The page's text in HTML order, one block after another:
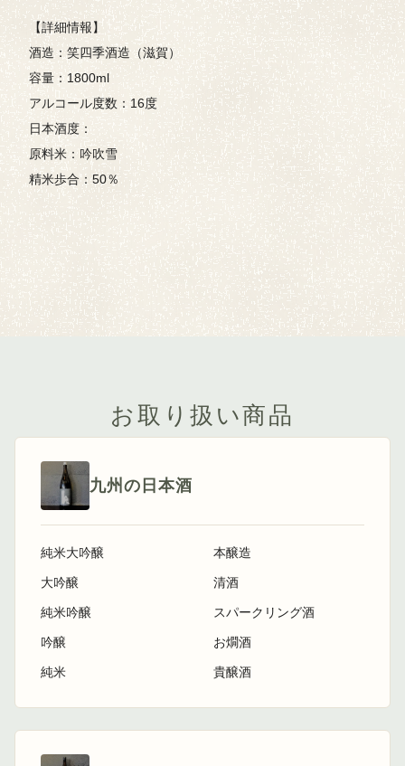
【詳細情報】
酒造：笑四季酒造（滋賀）
容量：1800ml
アルコール度数：16度
日本酒度：
原料米：吟吹雪
精米歩合：50％
お取り扱い商品
九州の日本酒
純米大吟醸
大吟醸
純米吟醸
吟醸
純米
本醸造
清酒
スパークリング酒
お燗酒
貴醸酒